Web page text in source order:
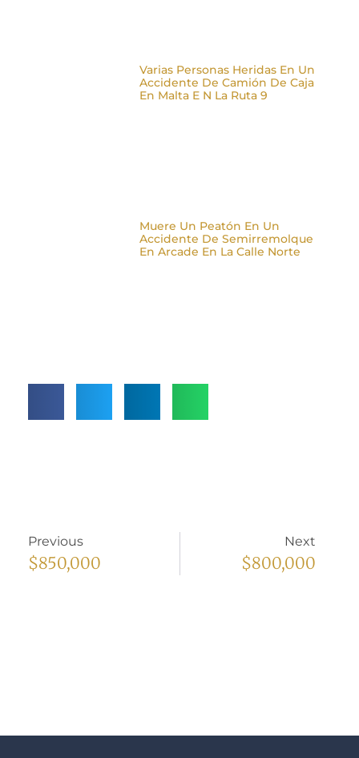
Varias Personas Heridas En Un
Accidente De Camión De Caja
En Malta E N La Ruta 9
Muere Un Peatón En Un
Accidente De Semirremolque
En Arcade En La Calle Norte
Previous
$850,000
Next
$800,000